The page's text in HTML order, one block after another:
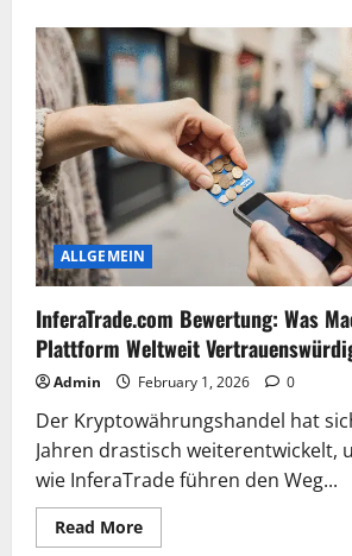
9X:
Die
neue
Ära
der
Luxus-
Mobilität
ALLGEMEIN
InferaTrade.com Bewertung: Was
Plattform Weltweit
Admin February 1, 2026 0
Der Kryptowährungshandel hat
Jahren drastisch weiterentwickelt,
wie InferaTrade führen den Weg...
Read MoreRead
more